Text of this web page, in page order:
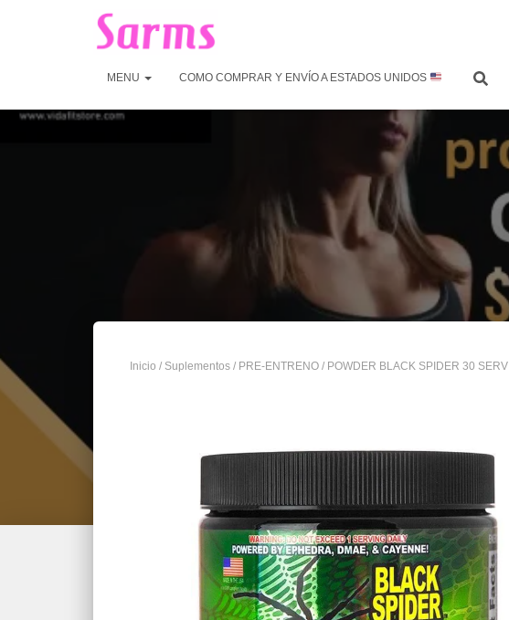
MENU COMO COMPRAR Y ENVÍO A ESTADOS UNIDOS
Inicio / Suplementos / PRE-ENTRENO / POWDER BLACK SPIDER 30 SERV